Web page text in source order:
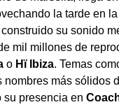
la tarde en
su sonido
mil millones de
o Hï Ibiza. Temas
más sólidos
su presencia en